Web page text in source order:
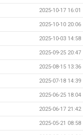
2025-10-17 16:01
2025-10-10 20:06
2025-10-03 14:58
2025-09-25 20:47
2025-08-15 13:36
2025-07-18 14:39
2025-06-25 18:04
2025-06-17 21:42
2025-05-21 08:58